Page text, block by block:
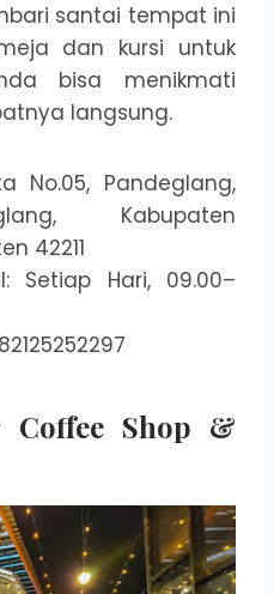
santai tempat ini
dan kursi untuk
bisa menikmati
langsung.
No.05, Pandeglang,
Kabupaten
42211
Setiap Hari, 09.00–
Coffee Shop &